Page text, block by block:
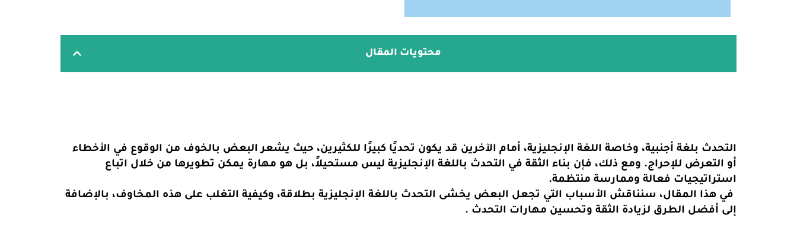
محتويات المقال
التحدث بلغة أجنبية، وخاصة اللغة الإنجليزية، أمام الآخرين قد يكون تحديًا كبيرًا للكثيرين، حيث يشعر البعض بالخوف من الوقوع في الأخطاء
أو التعرض للإحراج. ومع ذلك، فإن بناء الثقة في التحدث باللغة الإنجليزية ليس مستحيلاً، بل هو مهارة يمكن تطويرها من خلال اتباع
استراتيجيات فعالة وممارسة منتظمة.
في هذا المقال، سنناقش الأسباب التي تجعل البعض يخشى التحدث باللغة الإنجليزية بطلاقة، وكيفية التغلب على هذه المخاوف، بالإضافة
إلى أفضل الطرق لزيادة الثقة وتحسين مهارات التحدث .